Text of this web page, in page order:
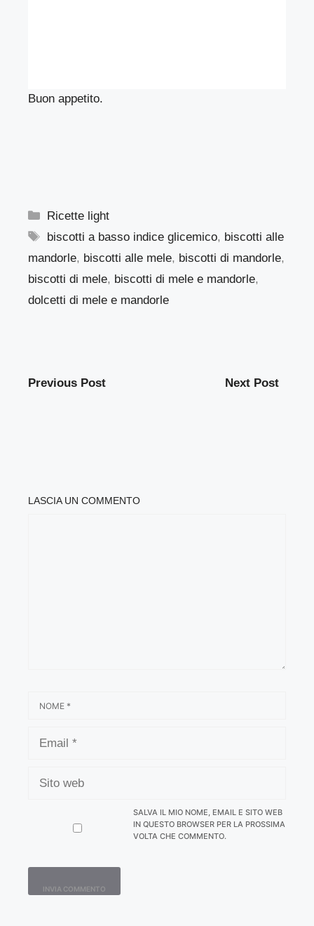
Buon appetito.
Categorie
Ricette light
Tag
biscotti a basso indice glicemico, biscotti alle
mandorle, biscotti alle mele, biscotti di mandorle,
biscotti di mele, biscotti di mele e mandorle,
dolcetti di mele e mandorle
Previous Post Next Post
LASCIA UN COMMENTO
WEB
SALVA IL MIO NOME, EMAIL E SITO WEB
IN QUESTO BROWSER PER LA PROSSIMA
VOLTA CHE COMMENTO.